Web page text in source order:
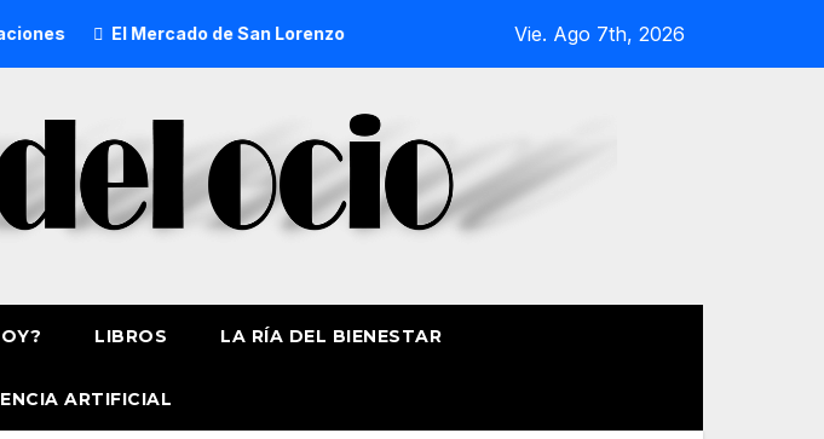
El Mercado de San Lorenzo de Getxo reunirá a más de 50 productores del País Vasco
Vie. Ago 7th, 2026
LIBROS LA RÍA DEL BIENESTAR
ARTIFICIAL